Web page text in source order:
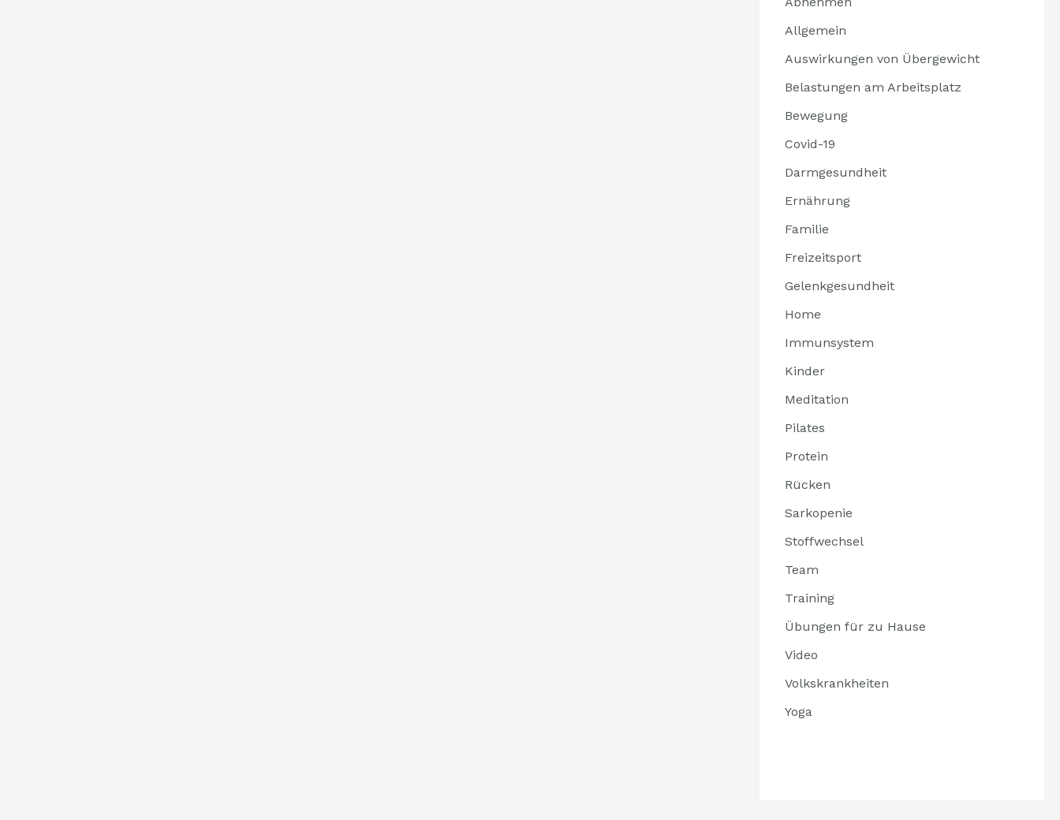
Allgemein
Auswirkungen von Übergewicht
Belastungen am Arbeitsplatz
Bewegung
Covid-19
Darmgesundheit
Ernährung
Familie
Freizeitsport
Gelenkgesundheit
Home
Immunsystem
Kinder
Meditation
Pilates
Protein
Rücken
Sarkopenie
Stoffwechsel
Team
Training
Übungen für zu Hause
Video
Volkskrankheiten
Yoga